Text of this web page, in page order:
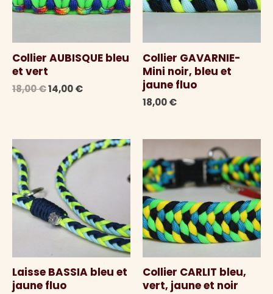
Collier AUBISQUE bleu
et vert
18,00€Le
14,00€Le
Collier GAVARNIE-
Mini noir, bleu et
jaune fluo
18,00€
Laisse BASSIA bleu et
jaune fluo
Collier CARLIT bleu,
vert, jaune et noir